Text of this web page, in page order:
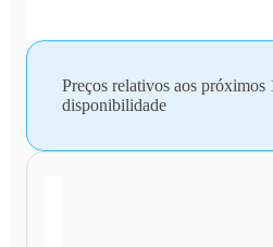
Preços relativos aos próximos
disponibilidade